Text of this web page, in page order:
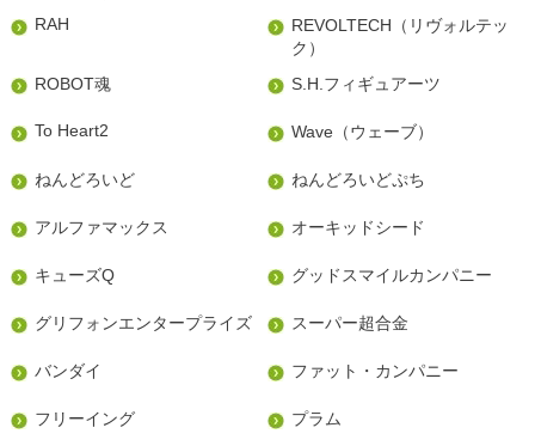
RAH
REVOLTECH（リヴォルテッ
ク）
ROBOT魂
S.H.フィギュアーツ
To Heart2 Wave（ウェーブ）
ねんどろいど ねんどろいどぷち
アルファマックス オーキッドシード
キューズQ グッドスマイルカンパニー
グリフォンエンタープライズ スーパー超合金
バンダイ ファット・カンパニー
フリーイング プラム